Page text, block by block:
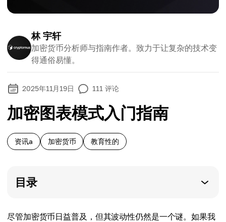
林 宇轩
加密货币分析师与指南作者。致力于让复杂的技术变
得通俗易懂。
2025年11月19日 111 评论
加密图表模式入门指南
资讯a 加密货币 教育性的
目录
尽管加密货币日益普及，但其波动性仍然是一个谜。如果我